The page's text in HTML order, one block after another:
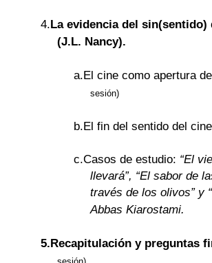
4.La evidencia del sin(sentido)
(J.L. Nancy).
a.El cine como apertura
sesión)
b.El fin del sentido del
c.Casos de estudio: “El
llevará”, “El sabor de
través de los olivos” y
Abbas Kiarostami.
5.Recapitulación y preguntas